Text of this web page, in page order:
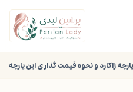
ژاکارد و نحوه قیمت گذاری این پارچه